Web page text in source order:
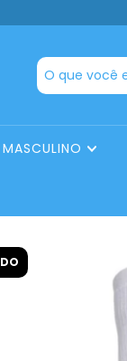
MASCULINO